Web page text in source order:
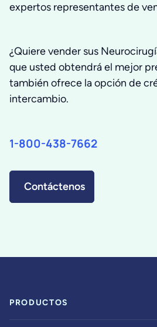
expertos representantes de
¿Quiere vender sus
que usted obtendrá el mejor
también ofrece la opción de
intercambio.
1-800-438-7662
Contáctenos
PRODUCTOS